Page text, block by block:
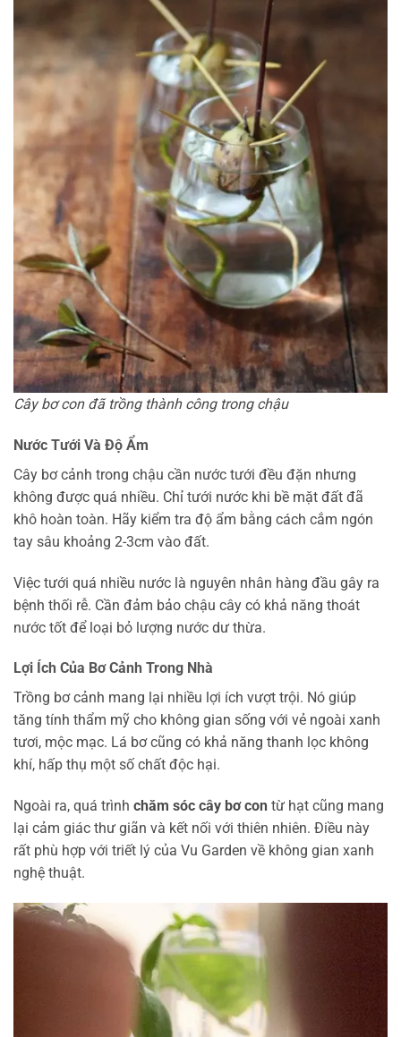
Cây bơ con đã trồng thành công trong chậu
Nước Tưới Và Độ Ẩm
Cây bơ cảnh trong chậu cần nước tưới đều đặn nhưng
không được quá nhiều. Chỉ tưới nước khi bề mặt đất đã
khô hoàn toàn. Hãy kiểm tra độ ẩm bằng cách cắm ngón
tay sâu khoảng 2-3cm vào đất.
Việc tưới quá nhiều nước là nguyên nhân hàng đầu gây ra
bệnh thối rễ. Cần đảm bảo chậu cây có khả năng thoát
nước tốt để loại bỏ lượng nước dư thừa.
Lợi Ích Của Bơ Cảnh Trong Nhà
Trồng bơ cảnh mang lại nhiều lợi ích vượt trội. Nó giúp
tăng tính thẩm mỹ cho không gian sống với vẻ ngoài xanh
tươi, mộc mạc. Lá bơ cũng có khả năng thanh lọc không
khí, hấp thụ một số chất độc hại.
Ngoài ra, quá trình chăm sóc cây bơ con từ hạt cũng mang
lại cảm giác thư giãn và kết nối với thiên nhiên. Điều này
rất phù hợp với triết lý của Vu Garden về không gian xanh
nghệ thuật.